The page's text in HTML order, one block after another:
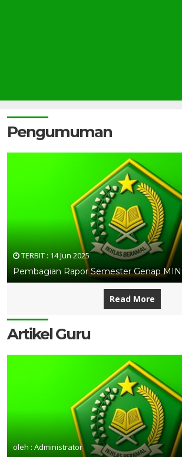
Pengumuman
TERBIT : 14 Jun 2025
Pembagian Rapor Semester Genap MIN
Read More
Artikel Guru
oleh : Administrator